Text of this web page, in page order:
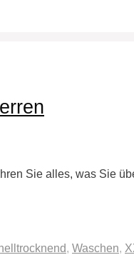
Sie alles, was Sie
, Waschen,